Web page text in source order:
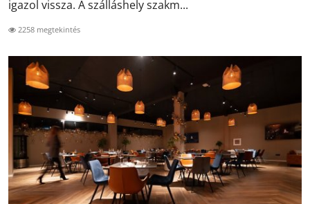
igazol vissza. A szálláshely szakm...
2258 megtekintés